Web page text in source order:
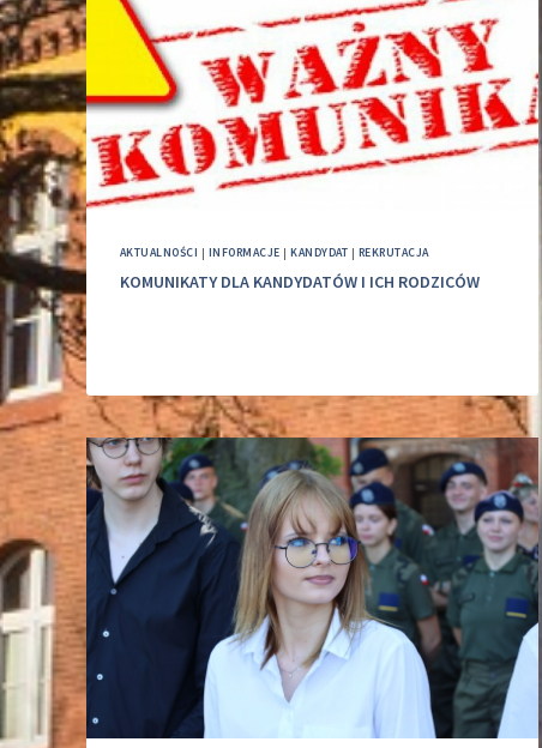
AKTUALNOŚCI | INFORMACJE |KANDYDAT | REKRUTACJA
KOMUNIKATY DLA KANDYDATÓW I ICH RODZICÓW